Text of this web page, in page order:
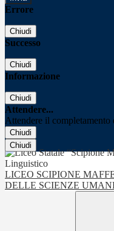
Errore
Chiudi
Successo
Chiudi
Informazione
Chiudi
Attendere...
Attendere il completamento
Chiudi
Chiudi
LICEO SCIPIONE
DELLE SCIENZE